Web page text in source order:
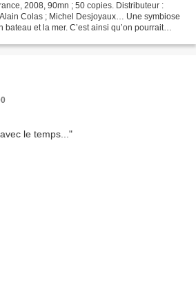
2008, 90mn ; 50 copies. Distributeur :
Colas ; Michel Desjoyaux… Une symbiose
et la mer. C’est ainsi qu’on pourrait